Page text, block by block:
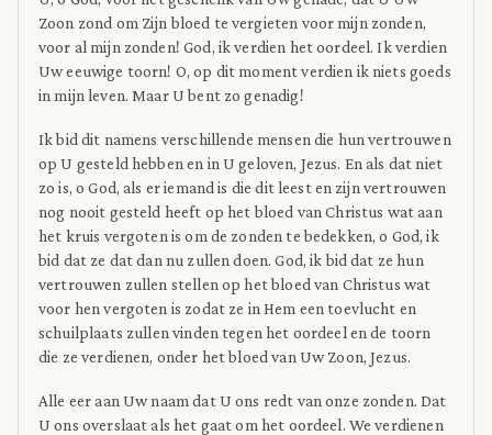
Zoon zond om Zijn bloed te vergieten voor mijn zonden,
voor al mijn zonden! God, ik verdien het oordeel. Ik verdien
Uw eeuwige toorn! O, op dit moment verdien ik niets goeds
in mijn leven. Maar U bent zo genadig!
Ik bid dit namens verschillende mensen die hun vertrouwen
op U gesteld hebben en in U geloven, Jezus. En als dat niet
zo is, o God, als er iemand is die dit leest en zijn vertrouwen
nog nooit gesteld heeft op het bloed van Christus wat aan
het kruis vergoten is om de zonden te bedekken, o God, ik
bid dat ze dat dan nu zullen doen. God, ik bid dat ze hun
vertrouwen zullen stellen op het bloed van Christus wat
voor hen vergoten is zodat ze in Hem een toevlucht en
schuilplaats zullen vinden tegen het oordeel en de toorn
die ze verdienen, onder het bloed van Uw Zoon, Jezus.
Alle eer aan Uw naam dat U ons redt van onze zonden. Dat
U ons overslaat als het gaat om het oordeel. We verdienen